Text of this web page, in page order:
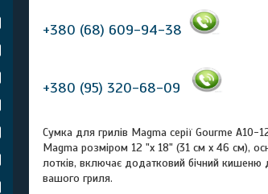
+380 (68) 609-94-38
+380 (95) 320-68-09
Сумка для грилів Magma серії Gourme A10-
Magma розміром 12 "х 18" (31 см х 46 см),
лотків, включає додатковий бічний кишеню
вашого гриля.